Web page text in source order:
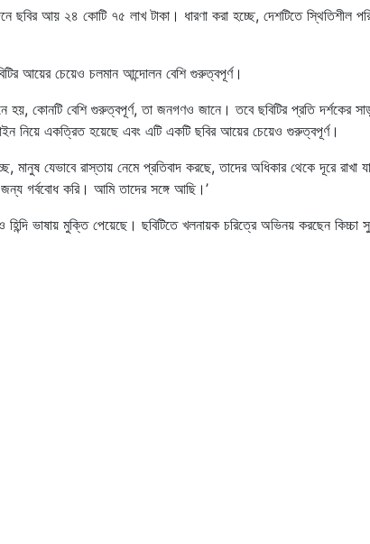
আয় ২৪ কোটি ৭৫ লাখ টাকা। ধারণা করা হচ্ছে, দেশটিতে স্থিতিশীল
আয়ের চেয়েও চলমান আন্দোলন বেশি গুরুত্বপূর্ণ।
হয়, কোনটি বেশি গুরুত্বপূর্ণ, তা জনগণও জানে। তবে ছবিটির প্রতি দর্শকের
নিয়ে একত্রিত হয়েছে এবং এটি একটি ছবির আয়ের চেয়েও গুরুত্বপূর্ণ।
যেভাবে রাস্তায় নেমে প্রতিবাদ করছে, তাদের অধিকার থেকে দূরে রাখা
গর্ববোধ করি। আমি তাদের সঙ্গে আছি।’
ভাষায় মুক্তি পেয়েছে। ছবিটিতে খলনায়ক চরিত্রে অভিনয় করছেন কিচ্চা